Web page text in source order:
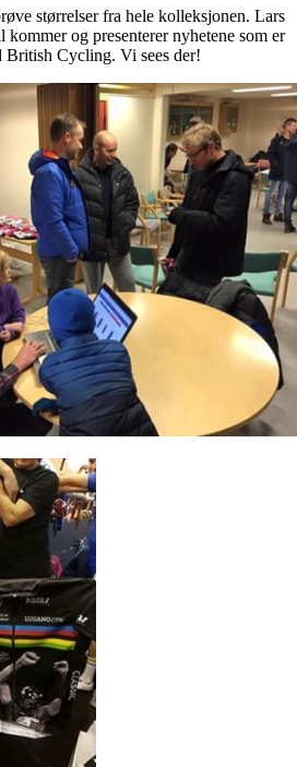
størrelser fra hele kolleksjonen. Lars
og presenterer nyhetene som er
British Cycling. Vi sees der!